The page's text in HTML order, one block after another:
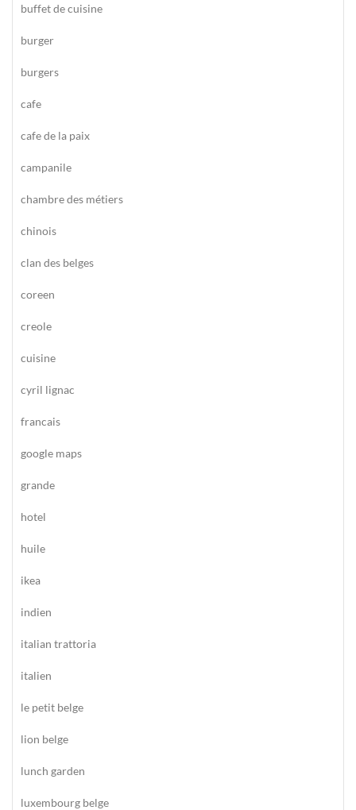
buffet de cuisine
burger
burgers
cafe
cafe de la paix
campanile
chambre des métiers
chinois
clan des belges
coreen
creole
cuisine
cyril lignac
francais
google maps
grande
hotel
huile
ikea
indien
italian trattoria
italien
le petit belge
lion belge
lunch garden
luxembourg belge